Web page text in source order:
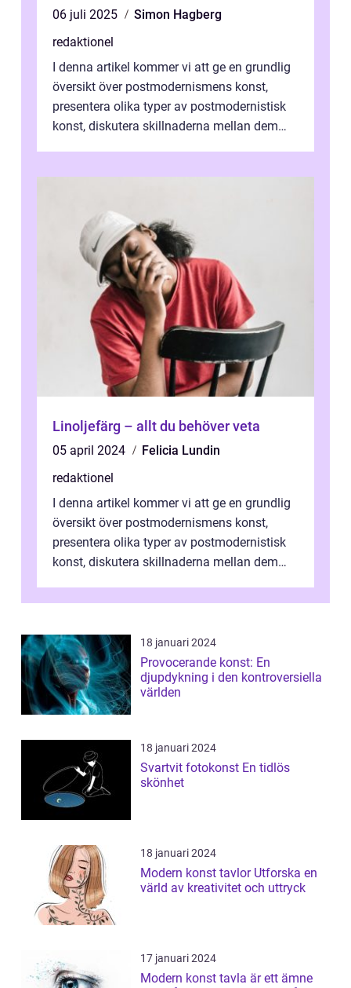
06 juli 2025
Simon Hagberg
redaktionel
I denna artikel kommer vi att ge en grundlig
översikt över postmodernismens konst,
presentera olika typer av postmodernistisk
konst, diskutera skillnaderna mellan dem
Linoljefärg – allt du behöver veta
05 april 2024
Felicia Lundin
redaktionel
I denna artikel kommer vi att ge en grundlig
översikt över postmodernismens konst,
presentera olika typer av postmodernistisk
konst, diskutera skillnaderna mellan dem
18 januari 2024
Provocerande konst: En
djupdykning i den kontroversiella
världen
18 januari 2024
Svartvit fotokonst En tidlös
skönhet
18 januari 2024
Modern konst tavlor Utforska en
värld av kreativitet och uttryck
17 januari 2024
Modern konst tavla är ett ämne